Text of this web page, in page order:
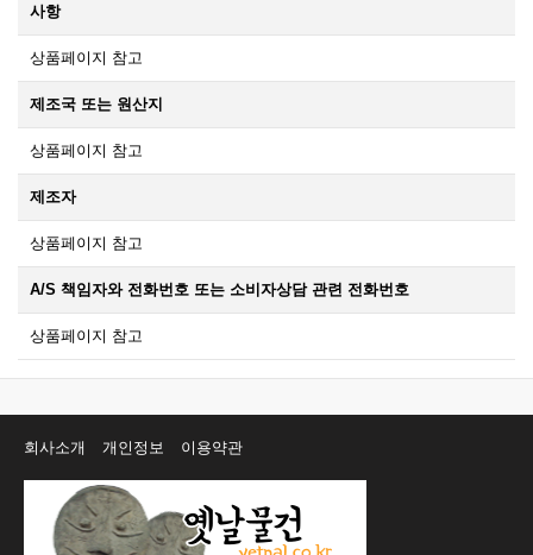
사항
상품페이지 참고
제조국 또는 원산지
상품페이지 참고
제조자
상품페이지 참고
A/S 책임자와 전화번호 또는 소비자상담 관련 전화번호
상품페이지 참고
회사소개 개인정보 이용약관